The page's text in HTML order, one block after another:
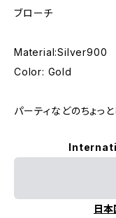
ブローチ
Material:Silver900
Color: Gold
パーティなどのちょっと
日